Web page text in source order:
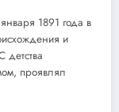
1891 года в
и
проявлял